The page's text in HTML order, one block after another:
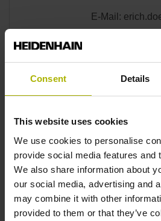
Consent Details
This website uses cookies
We use cookies to personalise
provide social media features and
We also share information about
our social media, advertising and
may combine it with other
provided to them or that they’ve
E-Mail:
Austria
Julius Raab
Peter
T: +43 662
https://